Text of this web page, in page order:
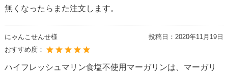
無くなったらまた注文します。
にゃんこせんせ様 投稿日： 2020年11月19日
おすすめ度：
ハイフレッシュマリン食塩不使用マーガリンは、マーガリ